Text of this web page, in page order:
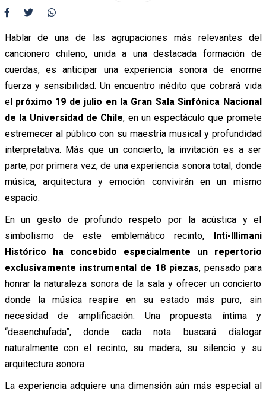
Hablar de una de las agrupaciones más relevantes del
cancionero chileno, unida a una destacada formación de
cuerdas, es anticipar una experiencia sonora de enorme
fuerza y sensibilidad. Un encuentro inédito que cobrará vida
el próximo 19 de julio en la Gran Sala Sinfónica Nacional
de la Universidad de Chile, en un espectáculo que promete
estremecer al público con su maestría musical y profundidad
interpretativa. Más que un concierto, la invitación es a ser
parte, por primera vez, de una experiencia sonora total, donde
música, arquitectura y emoción convivirán en un mismo
espacio.
En un gesto de profundo respeto por la acústica y el
simbolismo de este emblemático recinto, Inti-Illimani
Histórico ha concebido especialmente un repertorio
exclusivamente instrumental de 18 piezas, pensado para
honrar la naturaleza sonora de la sala y ofrecer un concierto
donde la música respire en su estado más puro, sin
necesidad de amplificación. Una propuesta íntima y
“desenchufada”, donde cada nota buscará dialogar
naturalmente con el recinto, su madera, su silencio y su
arquitectura sonora.
La experiencia adquiere una dimensión aún más especial al